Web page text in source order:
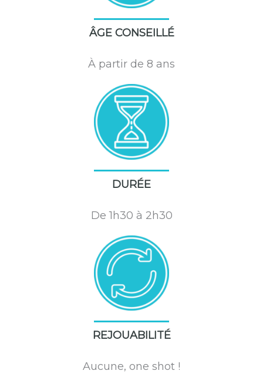
ÂGE CONSEILLÉ
À partir de 8 ans
DURÉE
De 1h30 à 2h30
REJOUABILITÉ
Aucune, one shot !